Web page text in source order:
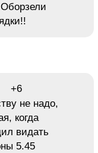
+6
не надо,
когда
видать
5.45